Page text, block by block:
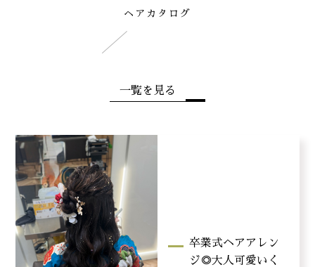
ヘアカタログ
一覧を見る
卒業式ヘアアレン
ジ◎大人可愛いく